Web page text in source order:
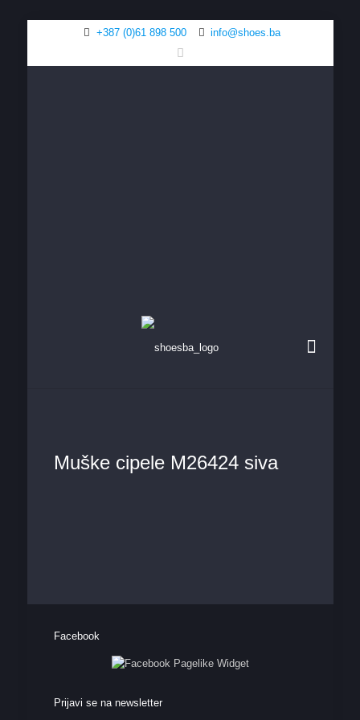
+387 (0)61 898 500 info@shoes.ba
Muške cipele M26424 siva
Facebook
Prijavi se na newsletter